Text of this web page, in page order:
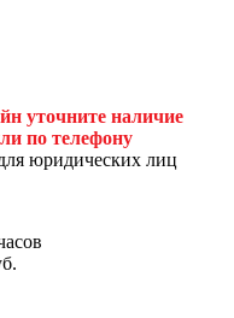
уточните наличие
по телефону
юридических лиц